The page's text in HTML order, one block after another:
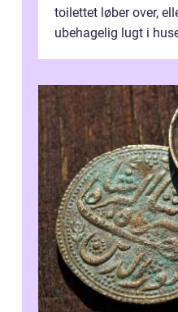
toilettet løber over,
ubehagelig lugt i